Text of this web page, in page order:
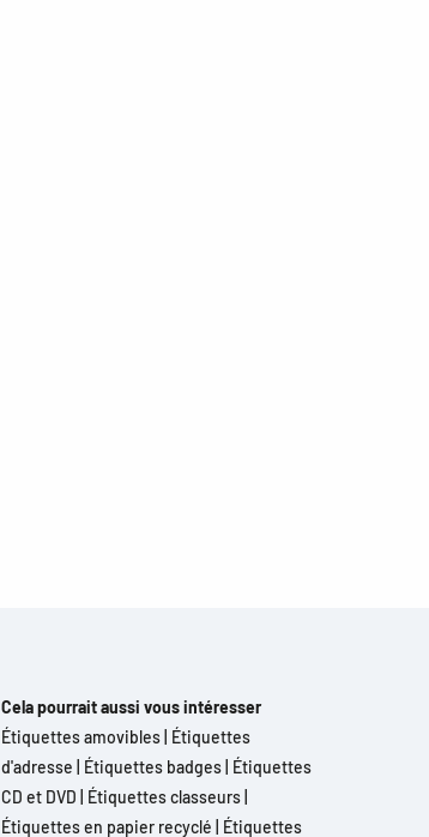
Cela pourrait aussi vous intéresser
Étiquettes amovibles Étiquettes
d'adresse
Étiquettes badges Étiquettes
CD et DVD
Étiquettes classeurs
Étiquettes en papier recyclé
Étiquettes